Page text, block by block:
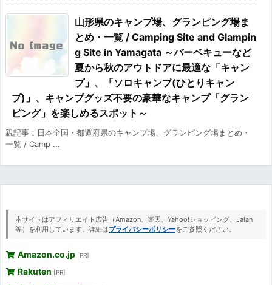
山形県のキャンプ場、グランピング場ま
とめ・一覧 / Camping Site and Glampin
g Site in Yamagata ～バーベキューなど
夏から秋のアウトドアに最適な「キャン
プ」、「ソロキャンプ(ひとりキャン
プ)」、キャンプグッズ不要の豪華なキャンプ「グラン
ピング」を楽しめるスポット～
親記事：日本全国・都道府県のキャンプ場、グランピング場まとめ・
一覧 / Camp ...
本サイトはアフィリエイト広告（Amazon、楽天、Yahoo!ショッピング、Jalan
等）を利用しています。詳細はプライバシーポリシーをご参照ください。
Amazon.co.jp [PR]
Rakuten [PR]